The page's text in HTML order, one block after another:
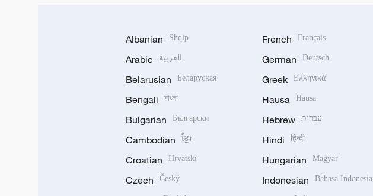
Albanian Shqip
Arabic العربية
Belarusian Беларуская
Bengali বাংলা
Bulgarian Български
Cambodian ខ្មែរ
Croatian Hrvatski
Czech Český
French Français
German Deutsch
Greek Ελληνικά
Hausa Hausa
Hebrew עברית
Hindi हिन्दी
Hungarian Magyar
Indonesian Bahasa Indonesia